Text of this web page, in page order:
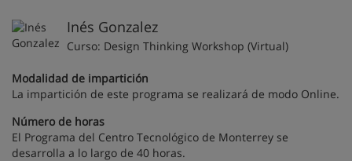
Inés Gonzalez
Curso: Design Thinking Workshop (Virtual)
Modalidad de impartición
La impartición de este programa se realizará de modo Online.
Número de horas
El Programa del Centro Tecnológico de Monterrey se
desarrolla a lo largo de 40 horas.